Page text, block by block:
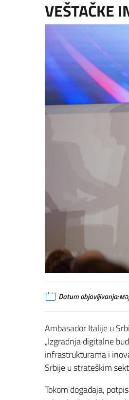
VEŠTAČKE
Datum objavljivanja:
Ambasador Italije u
„Izgradnja digitalne
infrastrukturama i
Srbije u strateškim
Tokom događaja,